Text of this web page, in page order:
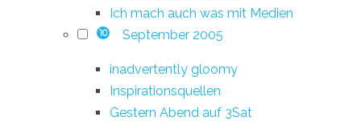
Ich mach auch was mit Medien
10 September 2005
inadvertently gloomy
Inspirationsquellen
Gestern Abend auf 3Sat